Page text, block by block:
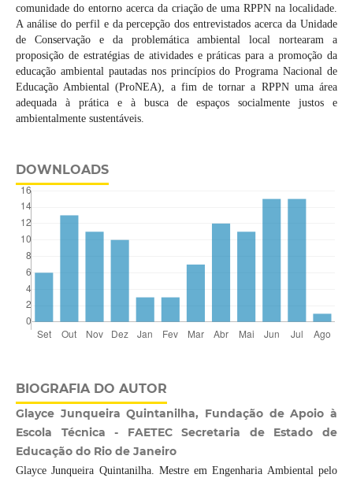
comunidade do entorno acerca da criação de uma RPPN na localidade.
A análise do perfil e da percepção dos entrevistados acerca da Unidade
de Conservação e da problemática ambiental local nortearam a
proposição de estratégias de atividades e práticas para a promoção da
educação ambiental pautadas nos princípios do Programa Nacional de
Educação Ambiental (ProNEA), a fim de tornar a RPPN uma área
adequada à prática e à busca de espaços socialmente justos e
ambientalmente sustentáveis.
DOWNLOADS
BIOGRAFIA DO AUTOR
Glayce Junqueira Quintanilha, Fundação de Apoio à
Escola Técnica - FAETEC Secretaria de Estado de
Educação do Rio de Janeiro
Glayce Junqueira Quintanilha. Mestre em Engenharia Ambiental pelo